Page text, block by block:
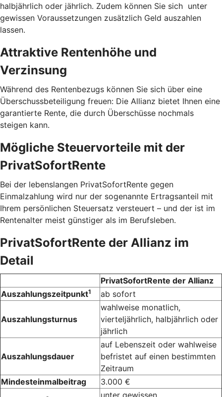
halbjährlich oder jährlich. Zudem können Sie sich unter
gewissen Voraussetzungen zusätzlich Geld auszahlen
lassen.
Attraktive Rentenhöhe und
Verzinsung
Während des Rentenbezugs können Sie sich über eine
Überschussbeteiligung freuen: Die Allianz bietet Ihnen eine
garantierte Rente, die durch Überschüsse nochmals
steigen kann.
Mögliche Steuervorteile mit der
PrivatSofortRente
Bei der lebenslangen PrivatSofortRente gegen
Einmalzahlung wird nur der sogenannte Ertragsanteil mit
Ihrem persönlichen Steuersatz versteuert – und der ist im
Rentenalter meist günstiger als im Berufsleben.
PrivatSofortRente der Allianz im
Detail
PrivatSofortRente der Allianz
Auszahlungszeitpunkt1 ab sofort
Auszahlungsturnus
wahlweise monatlich,
vierteljährlich, halbjährlich oder
jährlich
Auszahlungsdauer
auf Lebenszeit oder wahlweise
befristet auf einen bestimmten
Zeitraum
Mindesteinmalbeitrag
3.000 €